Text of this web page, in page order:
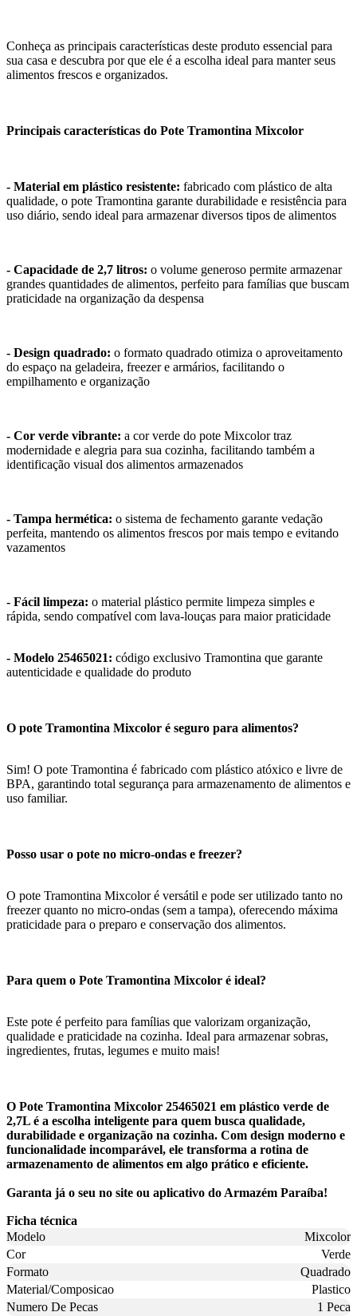
Conheça as principais características deste produto essencial para
sua casa e descubra por que ele é a escolha ideal para manter seus
alimentos frescos e organizados.
Principais características do Pote Tramontina Mixcolor
- Material em plástico resistente: fabricado com plástico de alta
qualidade, o pote Tramontina garante durabilidade e resistência para
uso diário, sendo ideal para armazenar diversos tipos de alimentos
- Capacidade de 2,7 litros: o volume generoso permite armazenar
grandes quantidades de alimentos, perfeito para famílias que buscam
praticidade na organização da despensa
- Design quadrado: o formato quadrado otimiza o aproveitamento
do espaço na geladeira, freezer e armários, facilitando o
empilhamento e organização
- Cor verde vibrante: a cor verde do pote Mixcolor traz
modernidade e alegria para sua cozinha, facilitando também a
identificação visual dos alimentos armazenados
- Tampa hermética: o sistema de fechamento garante vedação
perfeita, mantendo os alimentos frescos por mais tempo e evitando
vazamentos
- Fácil limpeza: o material plástico permite limpeza simples e
rápida, sendo compatível com lava-louças para maior praticidade
- Modelo 25465021: código exclusivo Tramontina que garante
autenticidade e qualidade do produto
O pote Tramontina Mixcolor é seguro para alimentos?
Sim! O pote Tramontina é fabricado com plástico atóxico e livre de
BPA, garantindo total segurança para armazenamento de alimentos e
uso familiar.
Posso usar o pote no micro-ondas e freezer?
O pote Tramontina Mixcolor é versátil e pode ser utilizado tanto no
freezer quanto no micro-ondas (sem a tampa), oferecendo máxima
praticidade para o preparo e conservação dos alimentos.
Para quem o Pote Tramontina Mixcolor é ideal?
Este pote é perfeito para famílias que valorizam organização,
qualidade e praticidade na cozinha. Ideal para armazenar sobras,
ingredientes, frutas, legumes e muito mais!
O Pote Tramontina Mixcolor 25465021 em plástico verde de
2,7L é a escolha inteligente para quem busca qualidade,
durabilidade e organização na cozinha. Com design moderno e
funcionalidade incomparável, ele transforma a rotina de
armazenamento de alimentos em algo prático e eficiente.
Garanta já o seu no site ou aplicativo do Armazém Paraíba!
Ficha técnica
Modelo
Mixcolor
Cor
Verde
Formato
Quadrado
Material/Composicao
Plastico
Numero De Pecas
1 Peca